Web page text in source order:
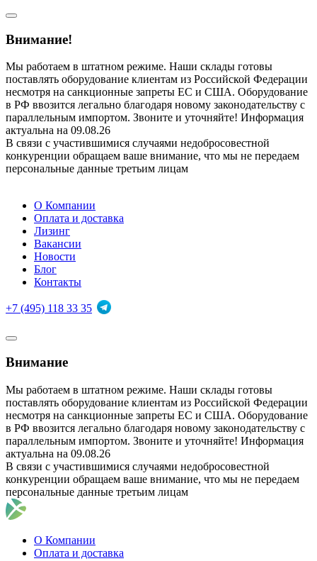
Внимание!
Мы работаем в штатном режиме. Наши склады готовы
поставлять оборудование клиентам из Российской Федерации
несмотря на санкционные запреты ЕС и США. Оборудование
в РФ ввозится легально благодаря новому законодательству с
параллельным импортом. Звоните и уточняйте! Информация
актуальна на 09.08.26
В связи с участившимися случаями недобросовестной
конкуренции обращаем ваше внимание, что мы не передаем
персональные данные третьим лицам
О Компании
Оплата и доставка
Лизинг
Вакансии
Новости
Блог
Контакты
+7 (495) 118 33 35
Внимание
Мы работаем в штатном режиме. Наши склады готовы
поставлять оборудование клиентам из Российской Федерации
несмотря на санкционные запреты ЕС и США. Оборудование
в РФ ввозится легально благодаря новому законодательству с
параллельным импортом. Звоните и уточняйте! Информация
актуальна на 09.08.26
В связи с участившимися случаями недобросовестной
конкуренции обращаем ваше внимание, что мы не передаем
персональные данные третьим лицам
О Компании
Оплата и доставка